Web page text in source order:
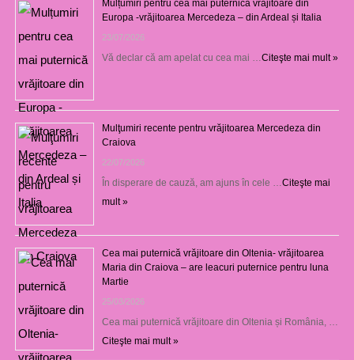
Mulțumiri pentru cea mai puternică vrăjitoare din
Europa -vrăjitoarea Mercedeza – din Ardeal și Italia
23/07/2026
Vă declar că am apelat cu cea mai … Citeşte mai mult »
Mulţumiri recente pentru vrăjitoarea Mercedeza din
Craiova
22/07/2026
În disperare de cauză, am ajuns în cele … Citeşte mai
mult »
Cea mai puternică vrăjitoare din Oltenia- vrăjitoarea
Maria din Craiova – are leacuri puternice pentru luna
Martie
25/03/2026
Cea mai puternică vrăjitoare din Oltenia și România, …
Citeşte mai mult »